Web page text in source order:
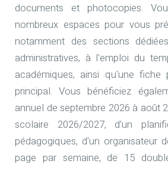
documents et photocopies.
nombreux espaces pour vous
notamment des sections
administratives, à l'emploi du
académiques, ainsi qu'une
principal. Vous bénéficiez
annuel de septembre 2026 à août
scolaire 2026/2027, d'un
pédagogiques, d'un organisateur
page par semaine, de 15